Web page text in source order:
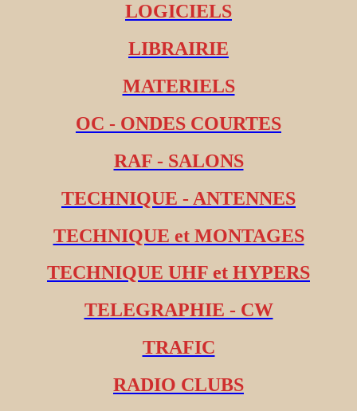
LOGICIELS
LIBRAIRIE
MATERIELS
OC - ONDES COURTES
RAF - SALONS
TECHNIQUE - ANTENNES
TECHNIQUE et MONTAGES
TECHNIQUE UHF et HYPERS
TELEGRAPHIE - CW
TRAFIC
RADIO CLUBS